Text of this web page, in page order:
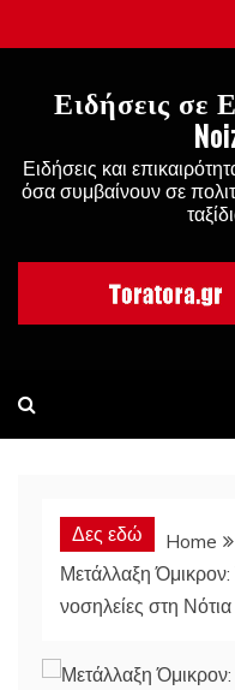
to
Ειδήσεις σε
Ειδήσεις και
όσα συμβαίνουν σε
Δες εδώ Home
Μετάλλαξη Όμικρον:
νοσηλείες στη